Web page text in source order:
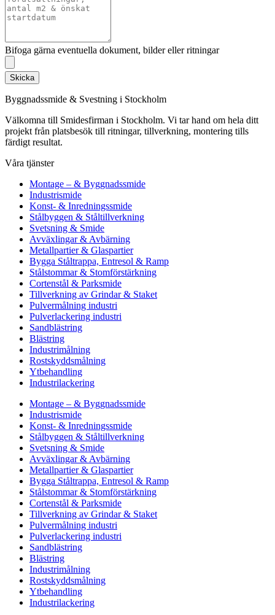
Bifoga gärna eventuella dokument, bilder eller ritningar
Skicka
Byggnadssmide & Svestning i Stockholm
Välkomna till Smidesfirman i Stockholm. Vi tar hand om hela ditt
projekt från platsbesök till ritningar, tillverkning, montering tills
färdigt resultat.
Våra tjänster
Montage – & Byggnadssmide
Industrismide
Konst- & Inredningssmide
Stålbyggen & Ståltillverkning
Svetsning & Smide
Avväxlingar & Avbärning
Metallpartier & Glaspartier
Bygga Ståltrappa, Entresol & Ramp
Stålstommar & Stomförstärkning
Cortenstål & Parksmide
Tillverkning av Grindar & Staket
Pulvermålning industri
Pulverlackering industri
Sandblästring
Blästring
Industrimålning
Rostskyddsmålning
Ytbehandling
Industrilackering
Montage – & Byggnadssmide
Industrismide
Konst- & Inredningssmide
Stålbyggen & Ståltillverkning
Svetsning & Smide
Avväxlingar & Avbärning
Metallpartier & Glaspartier
Bygga Ståltrappa, Entresol & Ramp
Stålstommar & Stomförstärkning
Cortenstål & Parksmide
Tillverkning av Grindar & Staket
Pulvermålning industri
Pulverlackering industri
Sandblästring
Blästring
Industrimålning
Rostskyddsmålning
Ytbehandling
Industrilackering